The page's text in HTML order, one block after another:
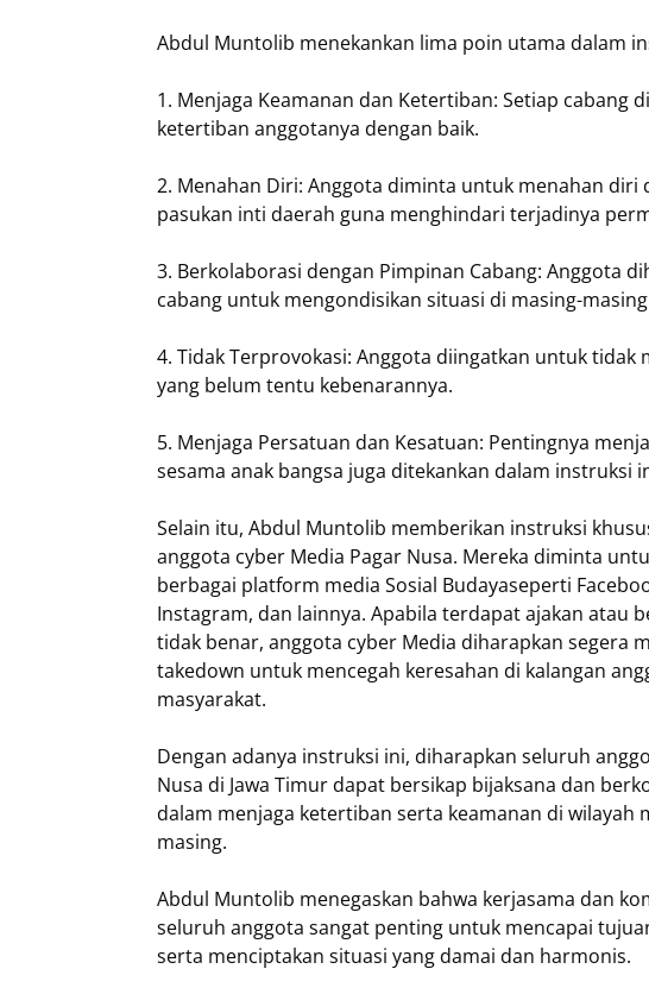
Abdul Muntolib menekankan lima poin utama dalam
1. Menjaga Keamanan dan Ketertiban: Setiap cabang
ketertiban anggotanya dengan baik.
2. Menahan Diri: Anggota diminta untuk menahan
pasukan inti daerah guna menghindari terjadinya
3. Berkolaborasi dengan Pimpinan Cabang: Anggota
cabang untuk mengondisikan situasi di masing-
4. Tidak Terprovokasi: Anggota diingatkan untuk
yang belum tentu kebenarannya.
5. Menjaga Persatuan dan Kesatuan: Pentingnya
sesama anak bangsa juga ditekankan dalam instruksi
Selain itu, Abdul Muntolib memberikan instruksi
anggota cyber Media Pagar Nusa. Mereka diminta
berbagai platform media Sosial Budayaseperti
Instagram, dan lainnya. Apabila terdapat ajakan atau
tidak benar, anggota cyber Media diharapkan segera
takedown untuk mencegah keresahan di kalangan
masyarakat.
Dengan adanya instruksi ini, diharapkan seluruh
Nusa di Jawa Timur dapat bersikap bijaksana dan
dalam menjaga ketertiban serta keamanan di wilayah
masing.
Abdul Muntolib menegaskan bahwa kerjasama dan
seluruh anggota sangat penting untuk mencapai
serta menciptakan situasi yang damai dan harmonis.